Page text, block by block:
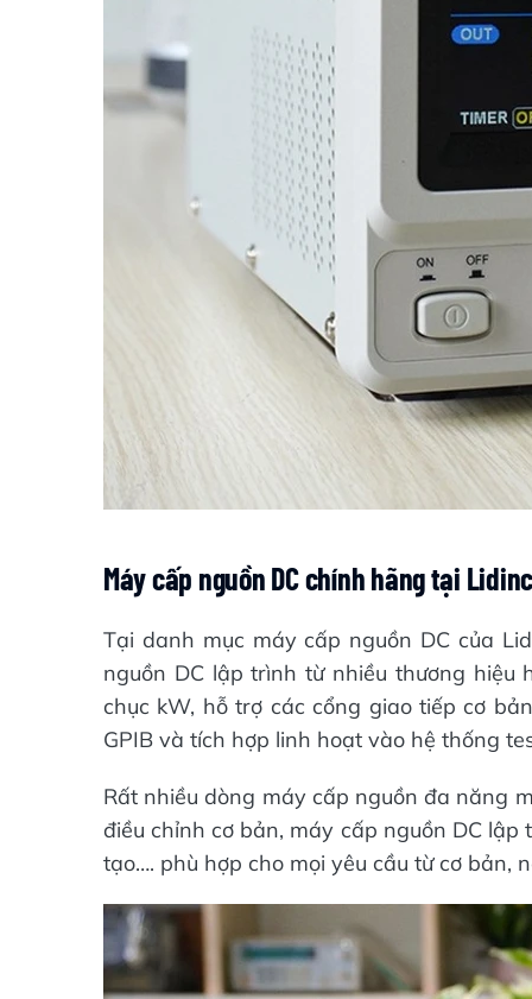
Máy cấp nguồn DC chính hãng tại
Tại danh mục máy cấp nguồn DC của
nguồn DC lập trình từ nhiều thương
chục kW, hỗ trợ các cổng giao tiếp cơ
GPIB và tích hợp linh hoạt vào hệ thống
Rất nhiều dòng máy cấp nguồn đa năng
điều chỉnh cơ bản, máy cấp nguồn DC
tạo…. phù hợp cho mọi yêu cầu từ cơ bản,